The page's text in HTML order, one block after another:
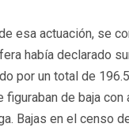
esa actuación, se
había declarado
por un total de
de baja con
Bajas en el censo